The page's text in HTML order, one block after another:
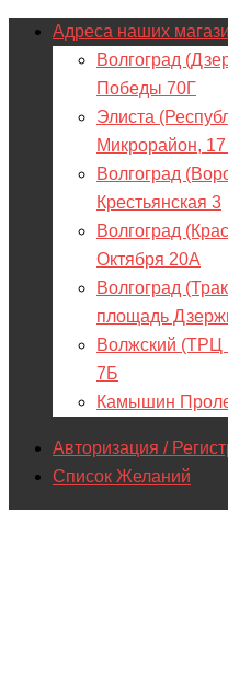
Адреса наших
Волгоград
Победы 70Г
Элиста
Микрорайон,
Волгоград
Крестьянская 3
Волгоград
Октября 20А
Волгоград
площадь
Волжский (ТРЦ
7Б
Камышин
Авторизация /
Список Желаний